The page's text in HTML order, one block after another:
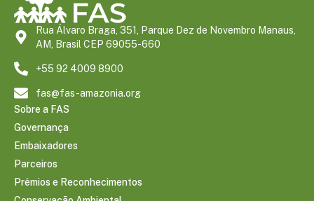
Rua Álvaro Braga, 351, Parque Dez de Novembro Manaus,
AM, Brasil CEP 69055-660
+55 92 4009 8900
fas@fas-amazonia.org
Sobre a FAS
Governança
Embaixadores
Parceiros
Prêmios e Reconhecimentos